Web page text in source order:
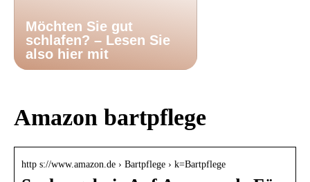
Möchten Sie gut
schlafen? – Lesen Sie
also hier mit
Amazon bartpflege
http s://www.amazon.de › Bartpflege › k=Bartpflege